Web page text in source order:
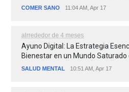
COMER SANO 11:04 AM, Apr 17
alrrededor de 4 meses
Ayuno Digital: La Estrategia
Bienestar en un Mundo
SALUD MENTAL 10:51 AM, Apr 17